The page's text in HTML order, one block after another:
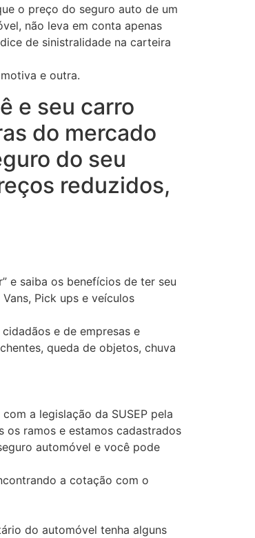
o preço do seguro auto de um
não leva em conta apenas
de sinistralidade na carteira
e outra.
e seu carro
do mercado
do seu
reduzidos,
e saiba os benefícios de ter seu
Pick ups e veículos
e de empresas e
queda de objetos, chuva
a legislação da SUSEP pela
ramos e estamos cadastrados
automóvel e você pode
a cotação com o
do automóvel tenha alguns